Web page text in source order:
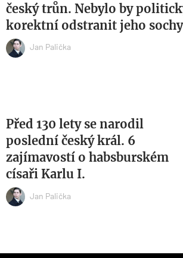
český trůn. Nebylo by
korektní odstranit jeho
Jan Palička
Před 130 lety se narodil
poslední český král. 6
zajímavostí o habsburském
císaři Karlu I.
Jan Palička